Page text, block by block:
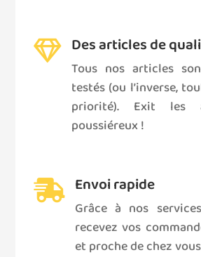
 Des articles de
Tous nos articles
testés (ou l’inverse,
priorité). Exit les
poussiéreux !
 Envoi rapide
Grâce à nos
recevez vos
et proche de chez